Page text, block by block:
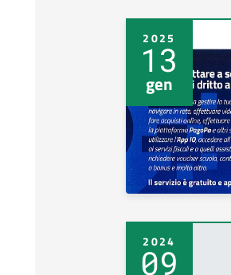
2025
13
gen
2024
09